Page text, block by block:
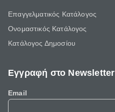
Επαγγελματικός Κατάλογος
Ονομαστικός Κατάλογος
Κατάλογος Δημοσίου
Εγγραφή στο Newsletter
Email